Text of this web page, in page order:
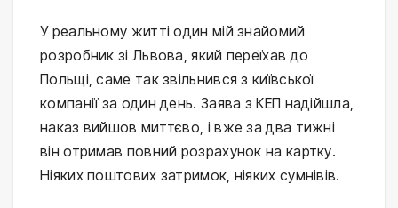
У реальному житті один мій знайомий
розробник зі Львова, який переїхав до
Польщі, саме так звільнився з київської
компанії за один день. Заява з КЕП надійшла,
наказ вийшов миттєво, і вже за два тижні
він отримав повний розрахунок на картку.
Ніяких поштових затримок, ніяких сумнівів.